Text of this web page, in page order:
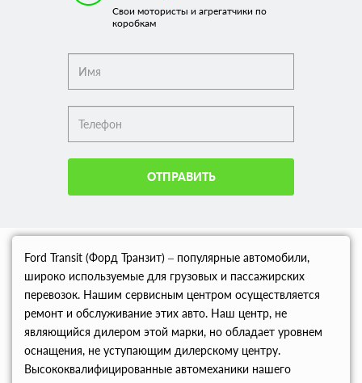
Свои мотористы и агрегатчики по
коробкам
ОТПРАВИТЬ
Ford Transit (Форд Транзит) – популярные автомобили,
широко используемые для грузовых и пассажирских
перевозок. Нашим сервисным центром осуществляется
ремонт и обслуживание этих авто. Наш центр, не
являющийся дилером этой марки, но обладает уровнем
оснащения, не уступающим дилерскому центру.
Высококвалифицированные автомеханики нашего